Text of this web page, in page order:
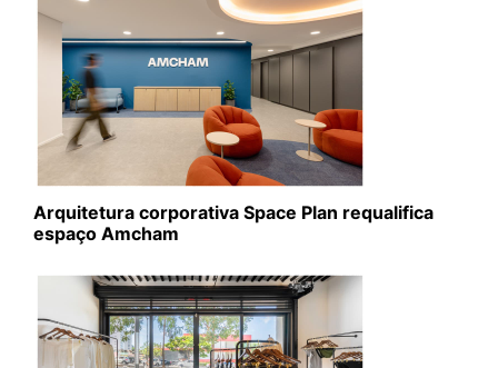
Arquitetura corporativa Space Plan requalifica
espaço Amcham